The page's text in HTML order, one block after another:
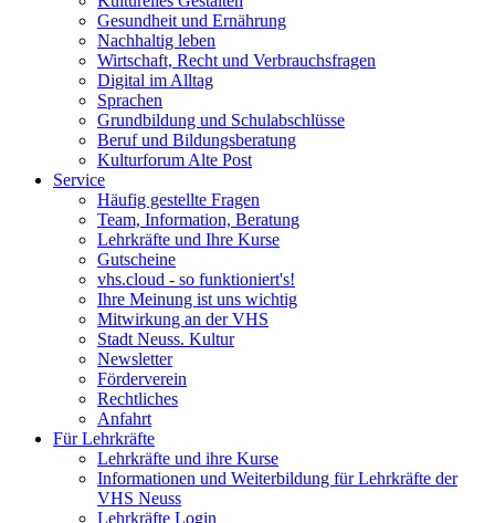
Gesundheit und Ernährung
Nachhaltig leben
Wirtschaft, Recht und Verbrauchsfragen
Digital im Alltag
Sprachen
Grundbildung und Schulabschlüsse
Beruf und Bildungsberatung
Kulturforum Alte Post
Service
Häufig gestellte Fragen
Team, Information, Beratung
Lehrkräfte und Ihre Kurse
Gutscheine
vhs.cloud - so funktioniert's!
Ihre Meinung ist uns wichtig
Mitwirkung an der VHS
Stadt Neuss. Kultur
Newsletter
Förderverein
Rechtliches
Anfahrt
Für Lehrkräfte
Lehrkräfte und ihre Kurse
Informationen und Weiterbildung für Lehrkräfte der
VHS Neuss
Lehrkräfte Login